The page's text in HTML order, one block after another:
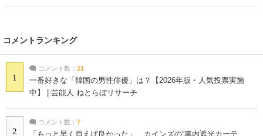
コメントランキング
1
コメント数： 21
一番好きな「韓国の男性俳優」は？【2026年版・人気投票実施
中】 | 芸能人 ねとらぼリサーチ
2
コメント数： 7
「もっと早く買えば良かった」 カインズの“車内遮光カーテ